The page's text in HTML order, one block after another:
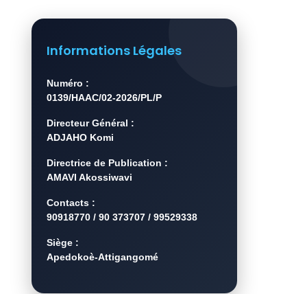
Informations Légales
Numéro :
0139/HAAC/02-2026/PL/P
Directeur Général :
ADJAHO Komi
Directrice de Publication :
AMAVI Akossiwavi
Contacts :
90918770 / 90 373707 / 99529338
Siège :
Apedokoè-Attigangomé